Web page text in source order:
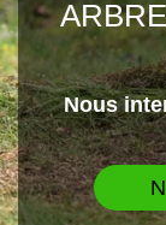
Nous